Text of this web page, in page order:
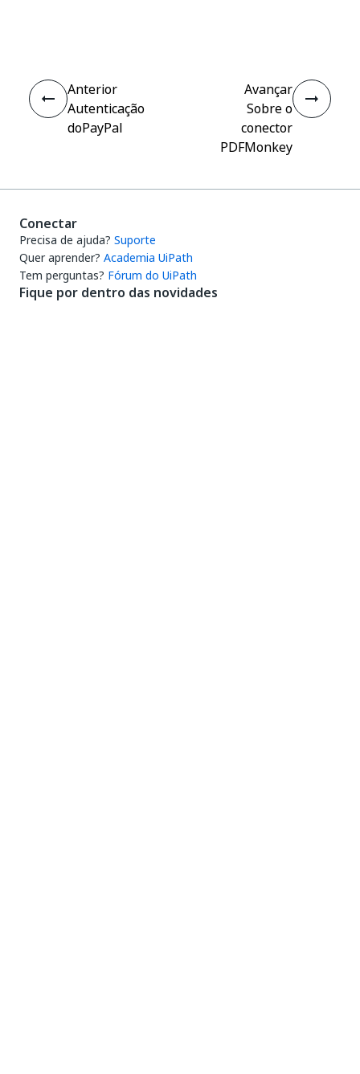
Anterior
Autenticação
doPayPal
Avançar
Sobre o
conector
PDFMonkey
Conectar
Precisa de ajuda? Suporte
Quer aprender? Academia UiPath
Tem perguntas? Fórum do UiPath
Fique por dentro das novidades